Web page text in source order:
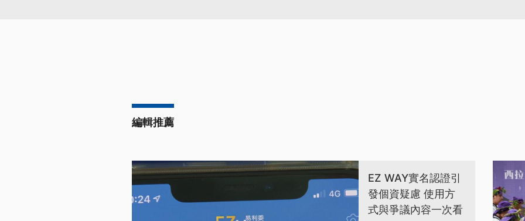
編輯推薦
EZ WAY實名認證引
發個資疑慮 使用方
式與爭議內容一次看